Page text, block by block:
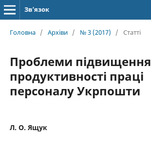
Зв’язок
Головна / Архіви / № 3 (2017) / Статті
Проблеми підвищення
продуктивності праці
персоналу Укрпошти
Л. О. Ящук